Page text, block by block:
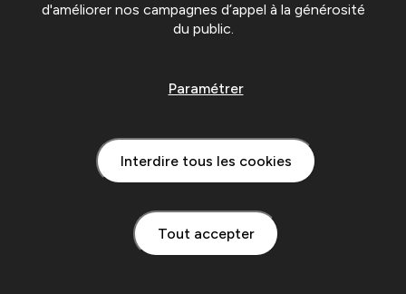
d'améliorer nos campagnes d’appel à la générosité
du public.
Tout accepter
Interdire tous les cookies
Paramétrer